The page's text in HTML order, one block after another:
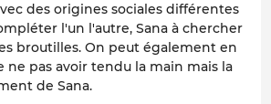
des origines sociales différentes
l'un l'autre, Sana à chercher
broutilles. On peut également en
ne pas avoir tendu la main mais la
de Sana.